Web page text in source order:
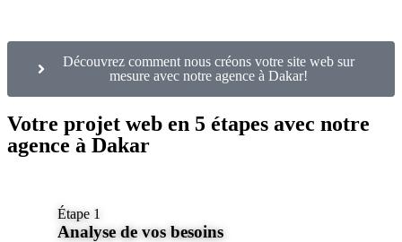
Découvrez comment nous créons votre site web sur
mesure avec notre agence à Dakar!
Votre projet web en 5 étapes avec notre
agence à Dakar
Étape 1
Analyse de vos besoins